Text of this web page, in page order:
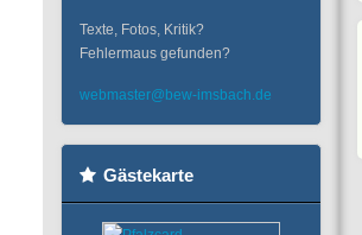
Texte, Fotos, Kritik?
Fehlermaus gefunden?
webmaster@bew-imsbach.de
Gästekarte